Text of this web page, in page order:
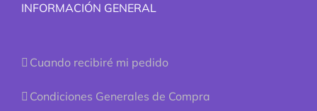
INFORMACIÓN GENERAL
Cuando recibiré mi pedido
Condiciones Generales de Compra